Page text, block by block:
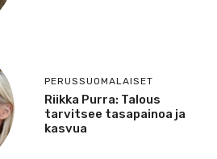
PERUSSUOMALAISET
Riikka Purra: Talous
tarvitsee tasapainoa ja
kasvua